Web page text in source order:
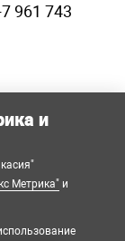
961 743
и
Метрика" и